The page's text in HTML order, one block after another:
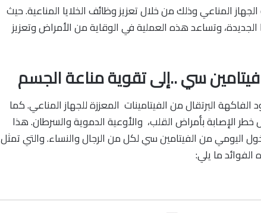
المناعي وذلك من خلال تعزيز وظائف الخلايا المناعية. حيث
الجديدة، وتساعد هذه العملية في الوقاية من الأمراض وتعزيز
سي ..إلى تقوية مناعة الجسم
الفاكهة البرتقال من الفيتامينات المعززة للجهاز المناعي. كما
الإصابة بأمراض القلب، والأوعية الدموية والسرطان. هذا
اليومي من الفيتامين سي لكل من الرجال والنساء. والتي تمثل